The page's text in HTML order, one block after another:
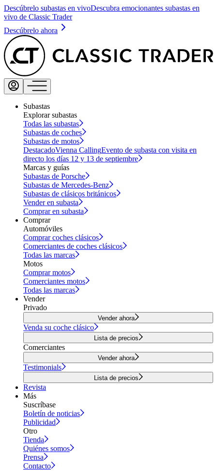
Descúbrelo subastas en vivoDescubra emocionantes subastas en
vivo de Classic Trader
Descúbrelo ahora
Subastas
Explorar subastas
Todas las subastas
Subastas de coches
Subastas de motos
DestacadoVienna CallingEvento de subasta con visita en
directo los días 12 y 13 de septiembre
Marcas y guías
Subastas de Porsche
Subastas de Mercedes-Benz
Subastas de clásicos británicos
Vender en subasta
Comprar en subasta
Comprar
Automóviles
Comprar coches clásicos
Comerciantes de coches clásicos
Todas las marcas
Motos
Comprar motos
Comerciantes motos
Todas las marcas
Vender
Privado
Vender ahora
Venda su coche clásico
Lista de precios
Comerciantes
Vender ahora
Testimonials
Lista de precios
Revista
Más
Suscríbase
Boletín de noticias
Publicidad
Otro
Tienda
Quiénes somos
Prensa
Contacto